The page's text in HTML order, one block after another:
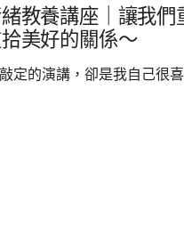
教養講座｜讓我們
美好的關係～
定的演講，卻是我自己很喜